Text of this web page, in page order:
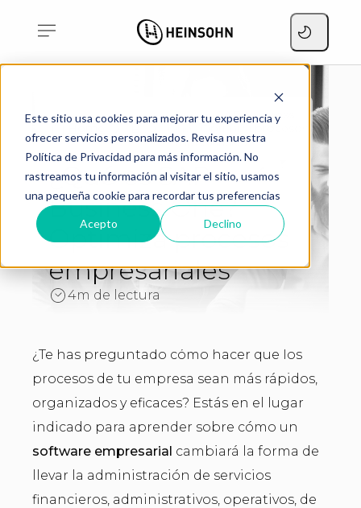
Este sitio usa cookies para mejorar tu experiencia y
ofrecer servicios personalizados. Revisa nuestra
Política de Privacidad para más información. No
rastreamos tu información al visitar el sitio, usamos
una pequeña cookie para recordar tus preferencias
Acepto Declino
¿Qué es SAP Business
One? Optimiza procesos
empresariales
¿Qué es SAP
Business One?
Optimiza procesos
empresariales
4m de lectura
¿Te has preguntado cómo hacer que los
procesos de tu empresa sean más rápidos,
organizados y eficaces? Estás en el lugar
indicado para aprender sobre cómo un
software empresarial cambiará la forma de
llevar la administración de servicios
financieros, administrativos, operativos, de